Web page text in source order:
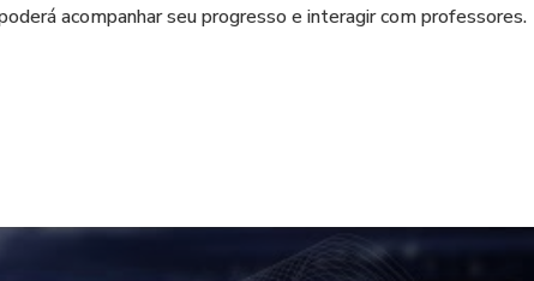
acompanhar seu progresso e interagir com professores.